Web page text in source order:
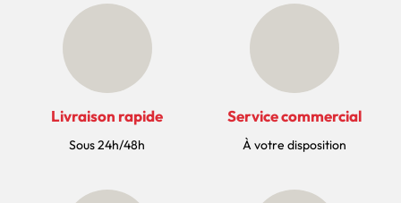
Livraison rapide
Sous 24h/48h
Service commercial
À votre disposition